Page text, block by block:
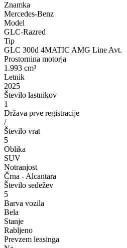
Znamka
Mercedes-Benz
Model
GLC-Razred
Tip
GLC 300d 4MATIC AMG Line Avt.
Prostornina motorja
1.993 cm³
Letnik
2025
Število lastnikov
1
Država prve registracije
/
Število vrat
5
Oblika
SUV
Notranjost
Črna - Alcantara
Število sedežev
5
Barva vozila
Bela
Stanje
Rabljeno
Prevzem leasinga